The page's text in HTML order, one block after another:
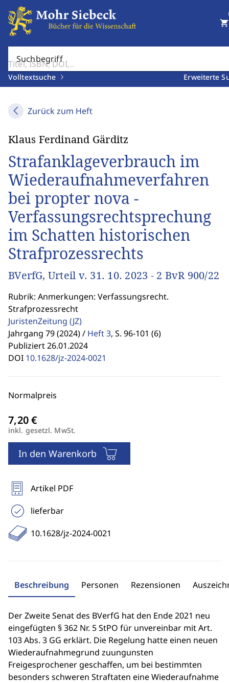
Suchbegriff
Volltextsuche Erweiterte
shopping_cart
Zurück zum Heft
Klaus Ferdinand Gärditz
Strafanklageverbrauch im
Wiederaufnahmeverfahren
bei propter nova -
Verfassungsrechtsprechung
im Schatten historischen
Strafprozessrechts
BVerfG, Urteil v. 31. 10. 2023 - 2 BvR 900/22
Rubrik: Anmerkungen: Verfassungsrecht.
Strafprozessrecht
JuristenZeitung (JZ)
Jahrgang 79 (2024) / Heft 3, S. 96-101 (6)
Publiziert 26.01.2024
DOI 10.1628/jz-2024-0021
Normalpreis
inkl. gesetzl. MwSt.
In den Warenkorb
Artikel PDF
lieferbar
10.1628/jz-2024-0021
Beschreibung Personen Rezensionen
Der Zweite Senat des BVerfG hat den Ende 2021 neu
eingefügten § 362 Nr. 5 StPO für unvereinbar mit Art.
103 Abs. 3 GG erklärt. Die Regelung hatte einen neuen
Wiederaufnahmegrund zuungunsten
Freigesprochener geschaffen, um bei bestimmten
besonders schweren Straftaten eine Wiederaufnahme